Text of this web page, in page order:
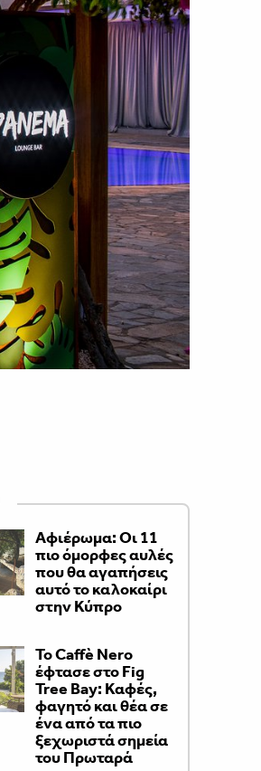
Αφιέρωμα: Οι 11
πιο όμορφες αυλές
που θα αγαπήσεις
αυτό το καλοκαίρι
στην Κύπρο
Το Caffè Nero
έφτασε στο Fig
Tree Bay: Καφές,
φαγητό και θέα σε
ένα από τα πιο
ξεχωριστά σημεία
του Πρωταρά